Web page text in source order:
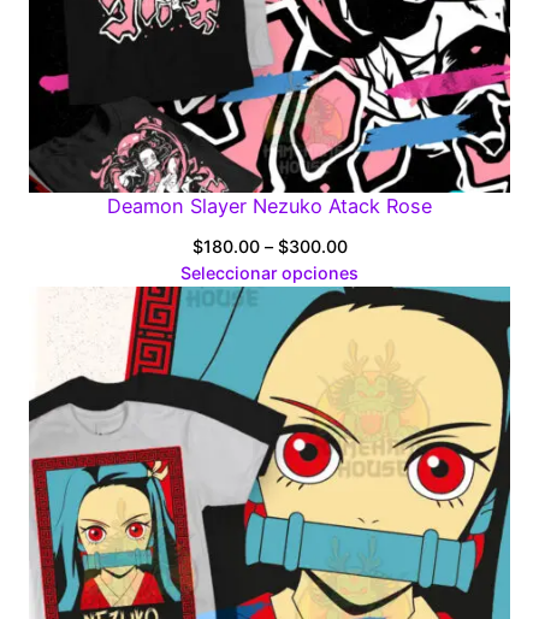
Deamon Slayer Nezuko Atack Rose
$180.00 – $300.00Price
range:
Seleccionar opciones